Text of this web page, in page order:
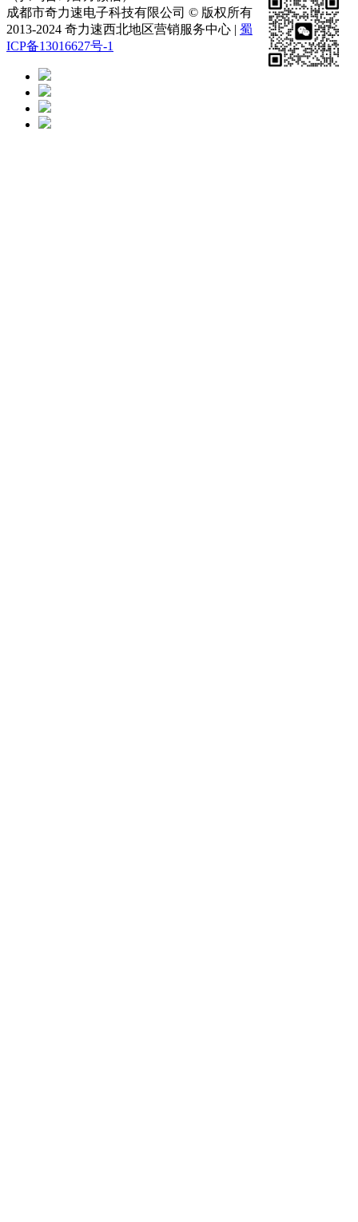
成都市奇力速电子科技有限公司 © 版权所有
2013-2024 奇力速西北地区营销服务中心 | 蜀
ICP备13016627号-1